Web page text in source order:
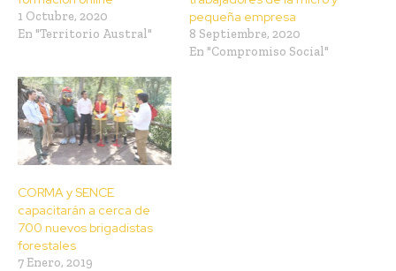
1 Octubre, 2020
En "Territorio Austral"
pequeña empresa
8 Septiembre, 2020
En "Compromiso Social"
CORMA y SENCE
capacitarán a cerca de
700 nuevos brigadistas
forestales
7 Enero, 2019